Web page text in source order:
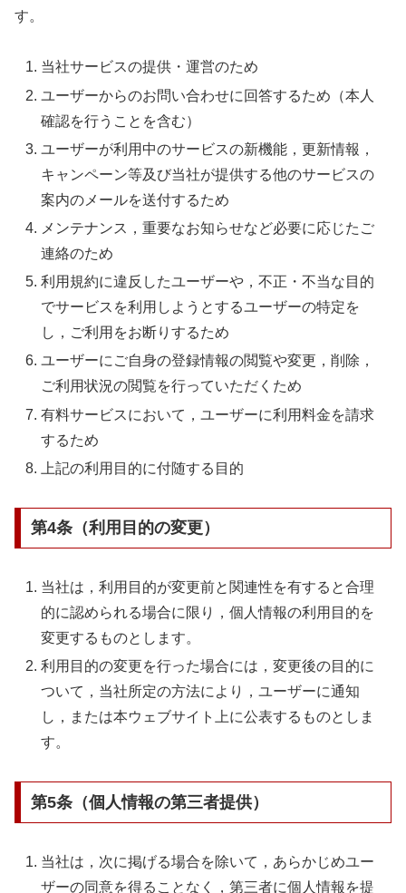
す。
当社サービスの提供・運営のため
ユーザーからのお問い合わせに回答するため（本人
確認を行うことを含む）
ユーザーが利用中のサービスの新機能，更新情報，
キャンペーン等及び当社が提供する他のサービスの
案内のメールを送付するため
メンテナンス，重要なお知らせなど必要に応じたご
連絡のため
利用規約に違反したユーザーや，不正・不当な目的
でサービスを利用しようとするユーザーの特定を
し，ご利用をお断りするため
ユーザーにご自身の登録情報の閲覧や変更，削除，
ご利用状況の閲覧を行っていただくため
有料サービスにおいて，ユーザーに利用料金を請求
するため
上記の利用目的に付随する目的
第4条（利用目的の変更）
当社は，利用目的が変更前と関連性を有すると合理
的に認められる場合に限り，個人情報の利用目的を
変更するものとします。
利用目的の変更を行った場合には，変更後の目的に
ついて，当社所定の方法により，ユーザーに通知
し，または本ウェブサイト上に公表するものとしま
す。
第5条（個人情報の第三者提供）
当社は，次に掲げる場合を除いて，あらかじめユー
ザーの同意を得ることなく，第三者に個人情報を提